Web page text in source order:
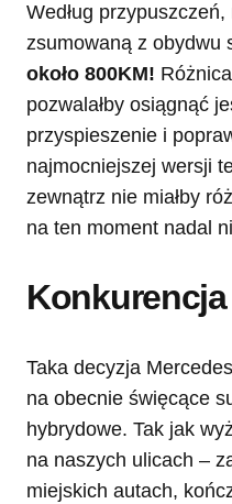
Według
zsumowaną z obydwu
około 800KM!
pozwalałby osiągnąć
przyspieszenie i
najmocniejszej wersji
zewnątrz nie miałby
na ten moment nadal
Konkurencja
Taka decyzja
na obecnie święcące
hybrydowe. Tak jak
na naszych ulicach –
miejskich autach,